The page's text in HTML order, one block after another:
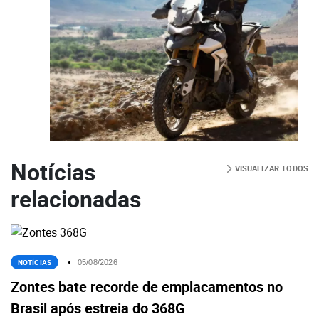
Notícias
relacionadas
VISUALIZAR TODOS
NOTÍCIAS 05/08/2026
Zontes bate recorde de emplacamentos no
Brasil após estreia do 368G